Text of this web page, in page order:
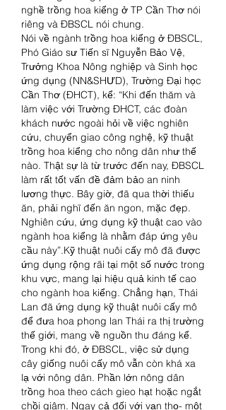
nghề trồng hoa kiểng ở TP Cần Thơ nói
riêng và ĐBSCL nói chung.
Nói về ngành trồng hoa kiểng ở ĐBSCL,
Phó Giáo sư Tiến sĩ Nguyễn Bảo Vệ,
Trưởng Khoa Nông nghiệp và Sinh học
ứng dụng (NN&SHƯD), Trường Đại học
Cần Thơ (ĐHCT), kể: “Khi đến thăm và
làm việc với Trường ĐHCT, các đoàn
khách nước ngoài hỏi về việc nghiên
cứu, chuyển giao công nghệ, kỹ thuật
trồng hoa kiểng cho nông dân như thế
nào. Thật sự là từ trước đến nay, ĐBSCL
làm rất tốt vấn đề đảm bảo an ninh
lương thực. Bây giờ, đã qua thời thiếu
ăn, phải nghĩ đến ăn ngon, mặc đẹp.
Nghiên cứu, ứng dụng kỹ thuật cao vào
ngành hoa kiểng là nhằm đáp ứng yêu
cầu này”.Kỹ thuật nuôi cấy mô đã được
ứng dụng rộng rãi tại một số nước trong
khu vực, mang lại hiệu quả kinh tế cao
cho ngành hoa kiểng. Chẳng hạn, Thái
Lan đã ứng dụng kỹ thuật nuôi cấy mô
để đưa hoa phong lan Thái ra thị trường
thế giới, mang về nguồn thu đáng kể.
Trong khi đó, ở ĐBSCL, việc sử dụng
cây giống nuôi cấy mô vẫn còn khá xa
lạ với nông dân. Phần lớn nông dân
trồng hoa theo cách gieo hạt hoặc ngắt
chồi giâm. Ngay cả đối với vạn thọ- một